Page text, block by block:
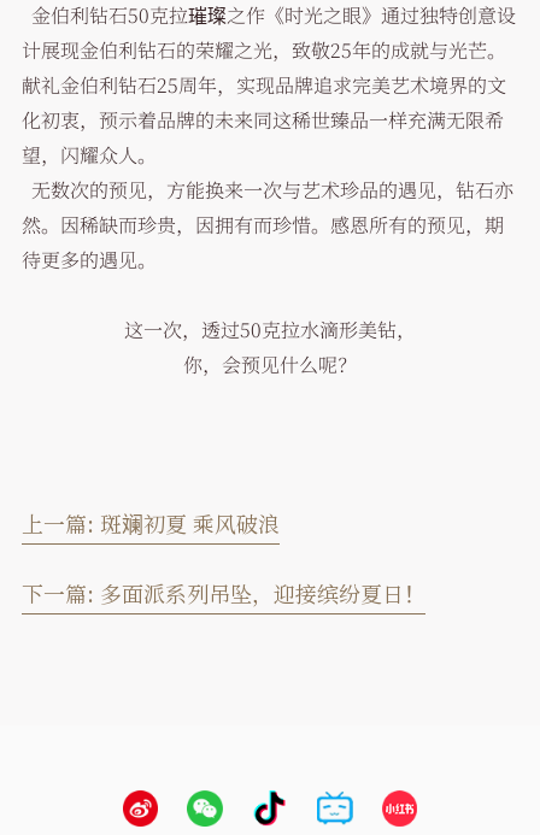
金伯利钻石50克拉璀璨之作《时光之眼》通过独特创意设
计展现金伯利钻石的荣耀之光，致敬25年的成就与光芒。
献礼金伯利钻石25周年，实现品牌追求完美艺术境界的文
化初衷，预示着品牌的未来同这稀世臻品一样充满无限希
望，闪耀众人。
无数次的预见，方能换来一次与艺术珍品的遇见，钻石亦
然。因稀缺而珍贵，因拥有而珍惜。感恩所有的预见，期
待更多的遇见。
这一次，透过50克拉水滴形美钻，
你，会预见什么呢？
上一篇: 斑斓初夏 乘风破浪
下一篇: 多面派系列吊坠，迎接缤纷夏日！